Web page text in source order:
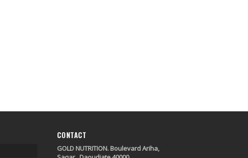
CONTACT
GOLD NUTRITION. Boulevard Ariha,